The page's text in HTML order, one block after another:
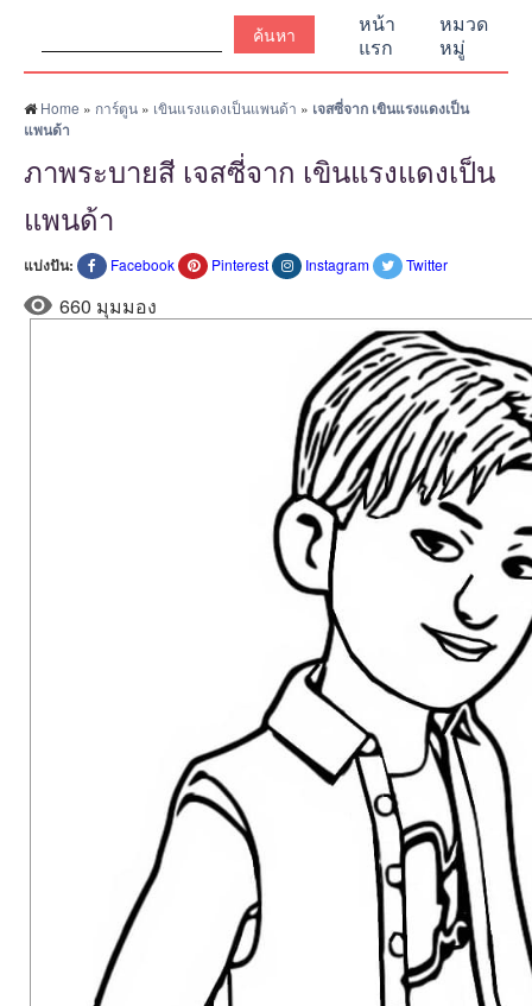
หน้า
แรก
หมวด
หมู่
Home » การ์ตูน » เขินแรงแดงเป็นแพนด้า » เจสซี่จาก เขินแรงแดงเป็น
แพนด้า
ภาพระบายสี เจสซี่จาก เขินแรงแดงเป็น
แพนด้า
แบ่งปัน: Facebook Pinterest Instagram Twitter
660 มุมมอง